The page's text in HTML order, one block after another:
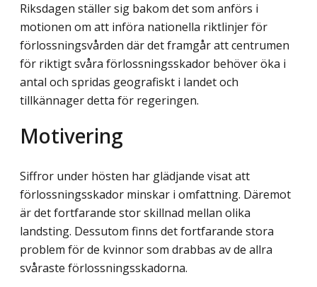
Riksdagen ställer sig bakom det som anförs i
motionen om att införa nationella riktlinjer för
förlossningsvården där det framgår att centrumen
för riktigt svåra förlossningsskador behöver öka i
antal och spridas geografiskt i landet och
tillkännager detta för regeringen.
Motivering
Siffror under hösten har glädjande visat att
förlossningsskador minskar i omfattning. Däremot
är det fortfarande stor skillnad mellan olika
landsting. Dessutom finns det fortfarande stora
problem för de kvinnor som drabbas av de allra
svåraste förlossnings­skadorna.